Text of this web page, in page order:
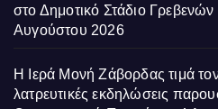
στο Δημοτικό Στάδιο
Αυγούστου 2026
Η Ιερά Μονή Ζάβορδας τιμά
λατρευτικές εκδηλώσεις